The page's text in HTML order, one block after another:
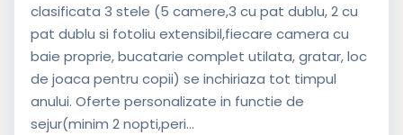
clasificata 3 stele (5 camere,3 cu pat dublu, 2 cu
pat dublu si fotoliu extensibil,fiecare camera cu
baie proprie, bucatarie complet utilata, gratar, loc
de joaca pentru copii) se inchiriaza tot timpul
anului. Oferte personalizate in functie de
sejur(minim 2 nopti,peri...